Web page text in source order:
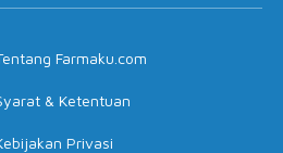
Farmaku.com
& Ketentuan
Privasi